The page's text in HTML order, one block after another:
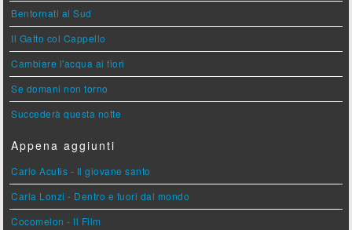
Bentornati al Sud
Il Gatto col Cappello
Cambiare l'acqua ai fiori
Se domani non torno
Succederà questa notte
Appena aggiunti
Carlo Acutis - Il giovane santo
Carla Lonzi - Dentro e fuori dal mondo
Cocomelon - Il Film